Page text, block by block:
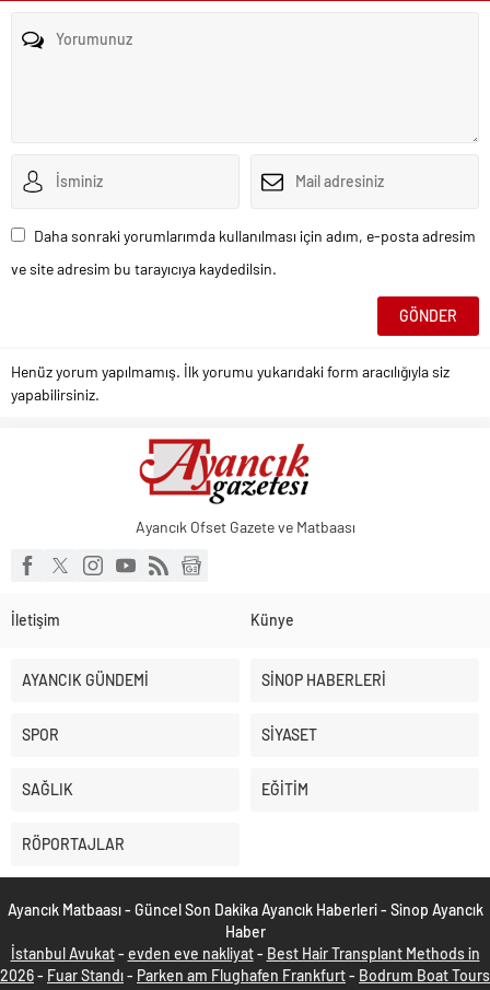
Daha sonraki yorumlarımda kullanılması için adım, e-posta adresim
ve site adresim bu tarayıcıya kaydedilsin.
Henüz yorum yapılmamış. İlk yorumu yukarıdaki form aracılığıyla siz
yapabilirsiniz.
Ayancık Ofset Gazete ve Matbaası
İletişim Künye
AYANCIK GÜNDEMİ SİNOP HABERLERİ
SPOR SİYASET
SAĞLIK EĞİTİM
RÖPORTAJLAR
Ayancık Matbaası - Güncel Son Dakika Ayancık Haberleri - Sinop Ayancık
Haber
İstanbul Avukat- evden eve nakliyat- Best Hair Transplant Methods in
2026- Fuar Standı- Parken am Flughafen Frankfurt- Bodrum Boat Tours